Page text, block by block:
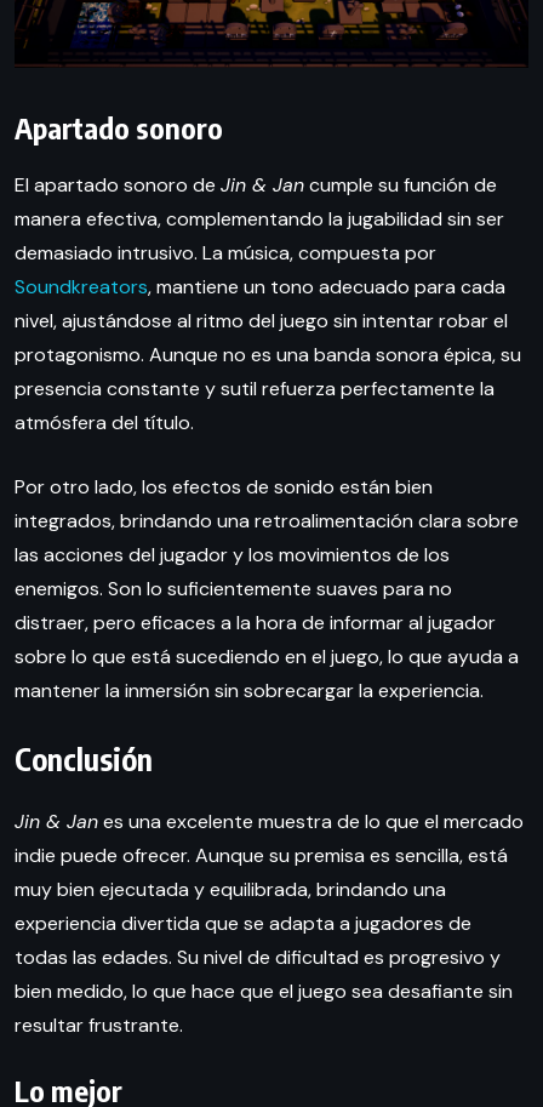
Apartado sonoro
El apartado sonoro de Jin & Jancumple su función de
manera efectiva, complementando la jugabilidad sin ser
demasiado intrusivo. La música, compuesta por
Soundkreators, mantiene un tono adecuado para cada
nivel, ajustándose al ritmo del juego sin intentar robar el
protagonismo. Aunque no es una banda sonora épica, su
presencia constante y sutil refuerza perfectamente la
atmósfera del título.
Por otro lado, los efectos de sonido están bien
integrados, brindando una retroalimentación clara sobre
las acciones del jugador y los movimientos de los
enemigos. Son lo suficientemente suaves para no
distraer, pero eficaces a la hora de informar al jugador
sobre lo que está sucediendo en el juego, lo que ayuda a
mantener la inmersión sin sobrecargar la experiencia.
Conclusión
Jin & Janes una excelente muestra de lo que el mercado
indie puede ofrecer. Aunque su premisa es sencilla, está
muy bien ejecutada y equilibrada, brindando una
experiencia divertida que se adapta a jugadores de
todas las edades. Su nivel de dificultad es progresivo y
bien medido, lo que hace que el juego sea desafiante sin
resultar frustrante.
Lo mejor